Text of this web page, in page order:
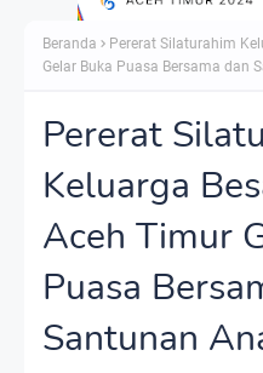
Beranda
Pererat Silaturahim
Gelar Buka Puasa Bersama dan
Pererat
Keluarga
Aceh Timur
Puasa
Santunan